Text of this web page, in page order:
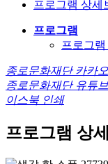
프로그램 상세
프로그램
프로그램
종로문화재단 카카
종로문화재단 유튜브
이스북 인쇄
프로그램 상